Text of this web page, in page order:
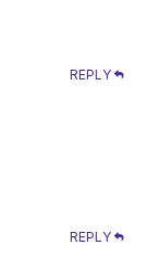
REPLY
REPLY